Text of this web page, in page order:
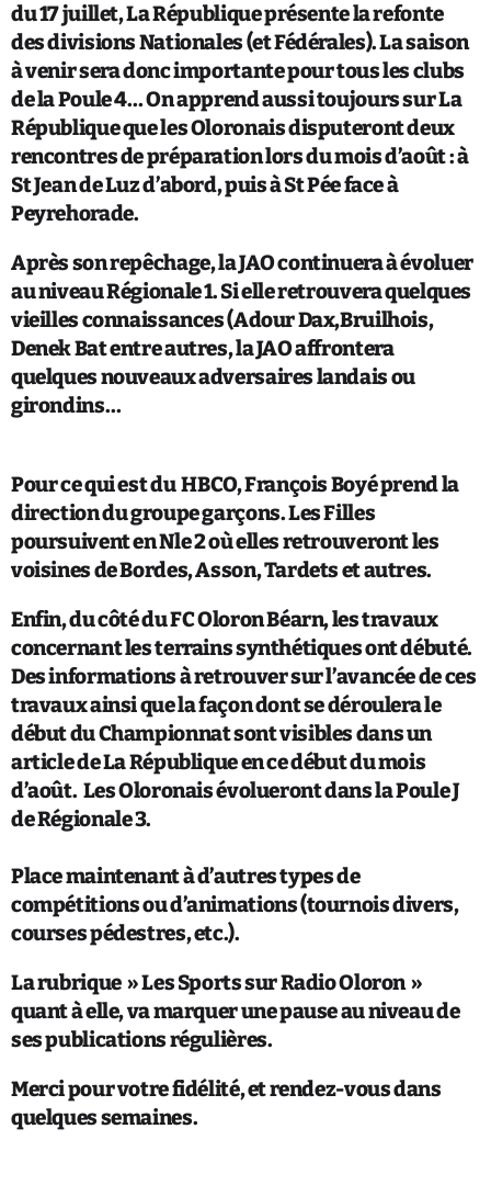
du 17 juillet, La République présente la refonte
des divisions Nationales (et Fédérales). La saison
à venir sera donc importante pour tous les clubs
de la Poule 4… On apprend aussi toujours sur La
République que les Oloronais disputeront deux
rencontres de préparation lors du mois d’août : à
St Jean de Luz d’abord, puis à St Pée face à
Peyrehorade.
Après son repêchage, la JAO continuera à évoluer
au niveau Régionale 1. Si elle retrouvera quelques
vieilles connaissances (Adour Dax,Bruilhois,
Denek Bat entre autres, la JAO affrontera
quelques nouveaux adversaires landais ou
girondins…
Pour ce qui est du HBCO,François Boyé prend la
direction du groupe garçons. Les Filles
poursuivent en Nle 2 où elles retrouveront les
voisines de Bordes, Asson, Tardets et autres.
Enfin, du côté du FC Oloron Béarn, les travaux
concernant les terrains synthétiques ont débuté.
Des informations à retrouver sur l’avancée de ces
travaux ainsi que la façon dont se déroulera le
début du Championnat sont visibles dans un
article de La République en ce début du mois
d’août. Les Oloronais évolueront dans la Poule J
de Régionale 3.
Place maintenant à d’autres types de
compétitions oud’animations (tournois divers,
courses pédestres, etc.).
La rubrique » Les Sports sur Radio Oloron »
quant à elle, va marquer une pause au niveau de
ses publications régulières.
Merci pour votre fidélité, et rendez-vous dans
quelques semaines.